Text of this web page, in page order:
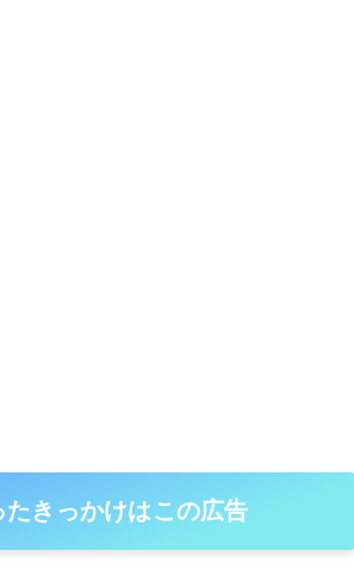
きっかけはこの広告